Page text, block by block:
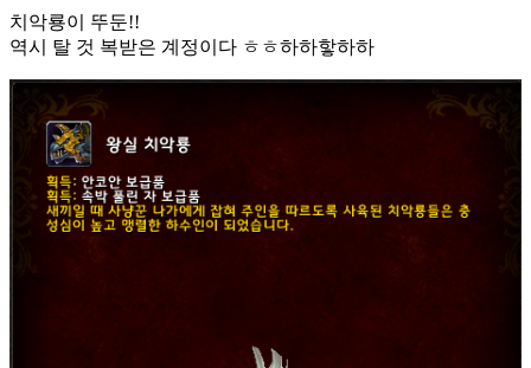
치악룡이 뚜둔!!
역시 탈 것 복받은 계정이다 ㅎㅎ하하핳하하